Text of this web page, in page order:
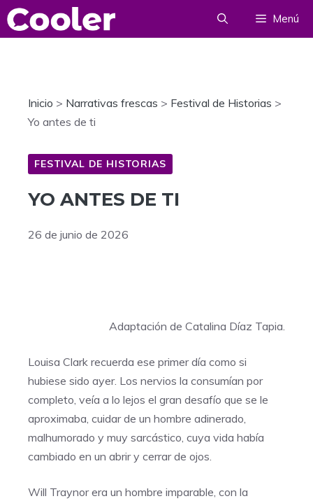
Saltar
al
Menú
Inicio > Narrativas frescas > Festival de Historias >
Yo antes de ti
FESTIVAL DE HISTORIAS
YO ANTES DE TI
26 de junio de 2026
Adaptación de Catalina Díaz Tapia.
Louisa Clark recuerda ese primer día como si
hubiese sido ayer. Los nervios la consumían por
completo, veía a lo lejos el gran desafío que se le
aproximaba, cuidar de un hombre adinerado,
malhumorado y muy sarcástico, cuya vida había
cambiado en un abrir y cerrar de ojos.
Will Traynor era un hombre imparable, con la